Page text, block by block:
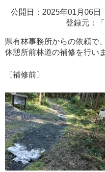
公開日：2025年01月06
登録元：「
県有林事務所からの依頼で
休憩所前林道の補修を行い
〔補修前〕